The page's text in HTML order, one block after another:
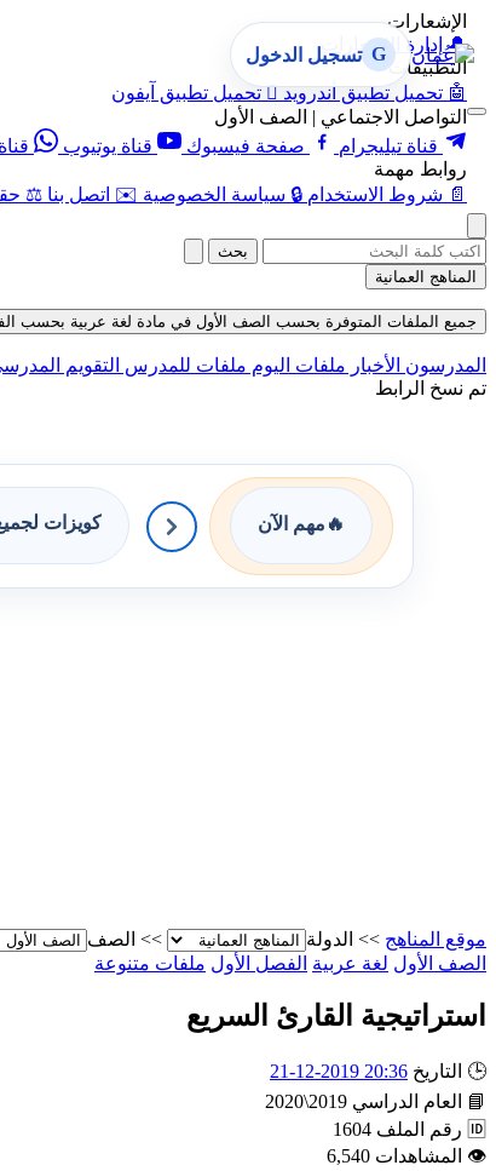
الإشعارات
🔔 إدارة الإشعارات
التطبيقات
🤖 تحميل تطبيق أندرويد  تحميل تطبيق آيفون
التواصل الاجتماعي | الصف الأول
قناة تيليجرام
صفحة فيسبوك قناة يوتيوب
روابط مهمة
📄 شروط الاستخدام 🔒 سياسة الخصوصية ✉️ اتصل بنا ⚖️
G تسجيل الدخول
بحث
المناهج العمانية
جميع الملفات المتوفرة بحسب الصف الأول في مادة لغة عربية بحسب الفصل
المدرسون الأخبار ملفات اليوم ملفات للمدرس التقويم
تم نسخ الرابط
🔥 مهم الآن كويزات
موقع المناهج >> الدولة >> الصف
الصف الأول لغة عربية الفصل الأول ملفات متنوعة
استراتيجية القارئ السريع
🕒 التاريخ 20:36 2019-12-21
📘
العام الدراسي 2019\2020
🆔 رقم الملف 1604
👁 المشاهدات 6,540